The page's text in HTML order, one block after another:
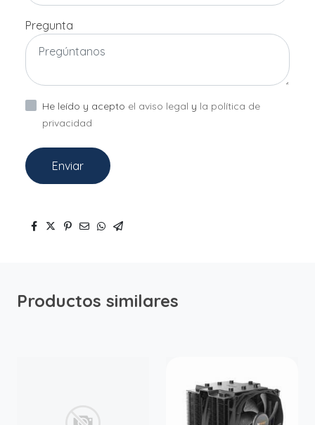
Pregunta
He leído y acepto el aviso legal y la política de
privacidad
Enviar
Productos similares